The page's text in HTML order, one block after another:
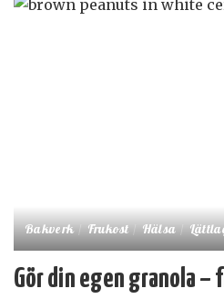
Bakverk Frukost Hälsa
Gör din egen granola –